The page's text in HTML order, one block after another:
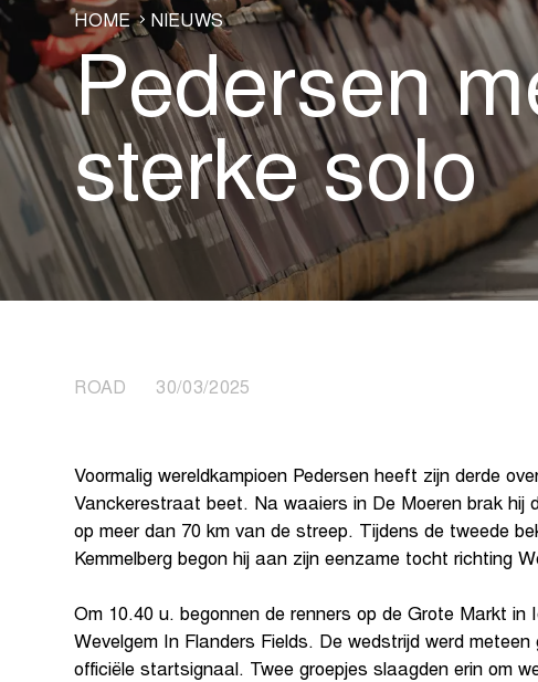
HOME NIEUWS
Pedersen
sterke solo
ROAD 30/03/2025
Voormalig wereldkampioen Pedersen heeft zijn derde
Vanckerestraat beet. Na waaiers in De Moeren brak hij
op meer dan 70 km van de streep. Tijdens de tweede
Kemmelberg begon hij aan zijn eenzame tocht richting
Om 10.40 u. begonnen de renners op de Grote Markt in
Wevelgem In Flanders Fields. De wedstrijd werd meteen
officiële startsignaal. Twee groepjes slaagden erin om